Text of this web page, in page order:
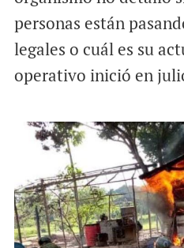
personas están
legales o cuál es su
operativo inició en